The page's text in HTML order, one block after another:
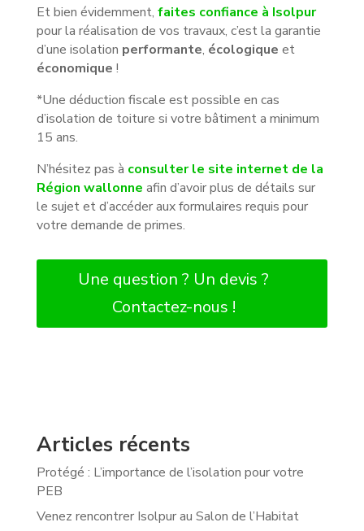
Et bien évidemment, faites confiance à Isolpur
pour la réalisation de vos travaux, c’est la garantie
d’une isolation performante, écologique et
économique !
*Une déduction fiscale est possible en cas
d’isolation de toiture si votre bâtiment a minimum
15 ans.
N’hésitez pas à consulter le site internet de la
Région wallonne afin d’avoir plus de détails sur
le sujet et d’accéder aux formulaires requis pour
votre demande de primes.
Une question ? Un devis ?
Contactez-nous !
Articles récents
Protégé : L’importance de l’isolation pour votre
PEB
Venez rencontrer Isolpur au Salon de l’Habitat